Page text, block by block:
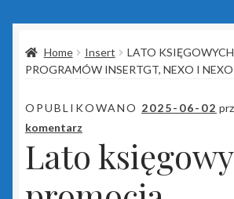
Baza wiedzy
ESET
Home Insert
LATO
PROGRAMÓW INSERTGT, NEXO I
OPUBLIKOWANO 2025-06-02
komentarz
Lato